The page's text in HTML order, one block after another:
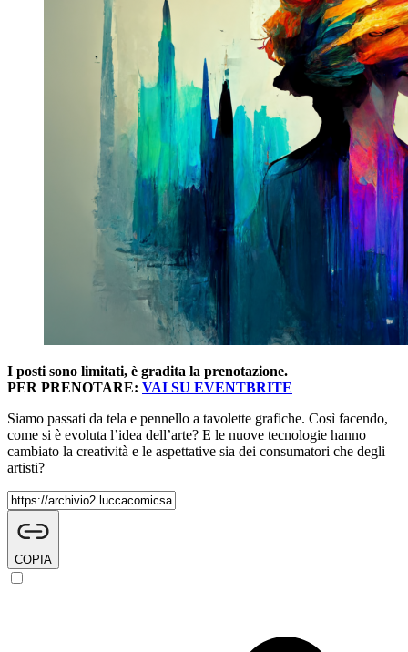
I posti sono limitati, è gradita la prenotazione.
PER PRENOTARE: VAI SU EVENTBRITE
Siamo passati da tela e pennello a tavolette grafiche. Così facendo,
come si è evoluta l’idea dell’arte? E le nuove tecnologie hanno
cambiato la creatività e le aspettative sia dei consumatori che degli
artisti?
COPIA